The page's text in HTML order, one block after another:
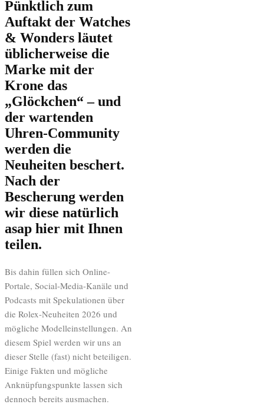
Pünktlich zum
Auftakt der Watches
& Wonders läutet
üblicherweise die
Marke mit der
Krone das
„Glöckchen“ – und
der wartenden
Uhren-Community
werden die
Neuheiten beschert.
Nach der
Bescherung werden
wir diese natürlich
asap hier mit Ihnen
teilen.
Bis dahin füllen sich Online-
Portale, Social-Media-Kanäle und
Podcasts mit Spekulationen über
die Rolex-Neuheiten 2026 und
mögliche Modelleinstellungen. An
diesem Spiel werden wir uns an
dieser Stelle (fast) nicht beteiligen.
Einige Fakten und mögliche
Anknüpfungspunkte lassen sich
dennoch bereits ausmachen.